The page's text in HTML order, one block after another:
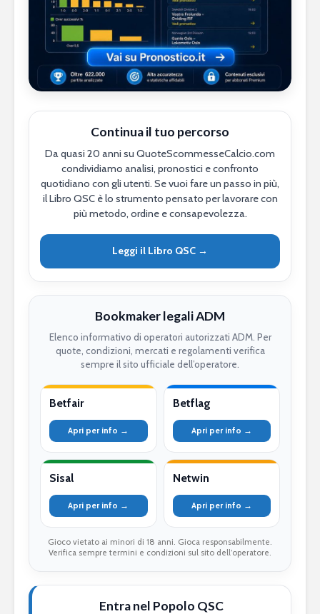
Continua il tuo percorso
Da quasi 20 anni su QuoteScommesseCalcio.com
condividiamo analisi, pronostici e confronto
quotidiano con gli utenti. Se vuoi fare un passo in più,
il Libro QSC è lo strumento pensato per lavorare con
più metodo, ordine e consapevolezza.
Leggi il Libro QSC →
Bookmaker legali ADM
Elenco informativo di operatori autorizzati ADM. Per
quote, condizioni, mercati e regolamenti verifica
sempre il sito ufficiale dell’operatore.
Betfair
Apri per info →
Betflag
Apri per info →
Sisal
Apri per info →
Netwin
Apri per info →
Gioco vietato ai minori di 18 anni. Gioca responsabilmente.
Verifica sempre termini e condizioni sul sito dell’operatore.
Entra nel Popolo QSC